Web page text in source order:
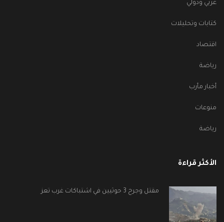
عربي ودولي
كتابات وتحليلات
اقتصاد
رياضة
أخبار مأرب
منوعات
رياضة
الأكثر قراءة
مقتل وجرح 3 حوثيين في اشتباكات غرب تعز